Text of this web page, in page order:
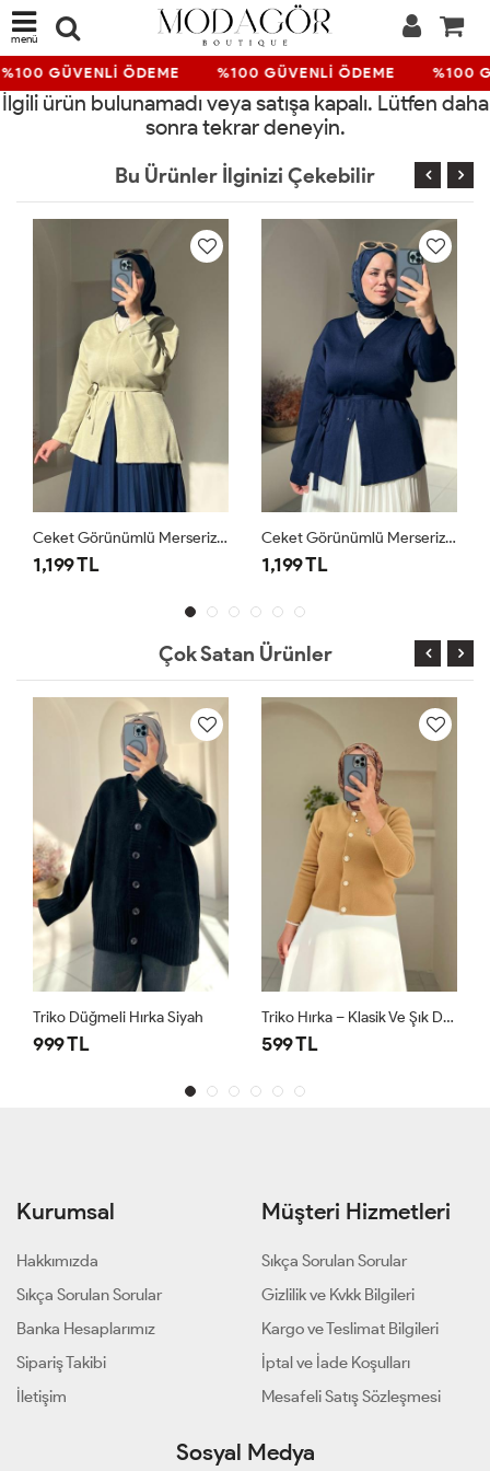
menü
%100 GÜVENLİ ÖDEME %100 GÜVENLİ ÖDEME %100
İlgili ürün bulunamadı veya satışa kapalı. Lütfen daha
sonra tekrar deneyin.
Bu Ürünler İlginizi Çekebilir
Ceket Görünümlü Merserize Hırka Bej
1,199 TL
Ceket Görünümlü Merserize Hırka Lacivert
1,199 TL
Çok Satan Ürünler
Triko Düğmeli Hırka Siyah
999 TL
Triko Hırka – Klasik Ve Şık Dokunuş Camel
599 TL
Kurumsal
Hakkımızda
Sıkça Sorulan Sorular
Banka Hesaplarımız
Sipariş Takibi
İletişim
Müşteri Hizmetleri
Sıkça Sorulan Sorular
Gizlilik ve Kvkk Bilgileri
Kargo ve Teslimat Bilgileri
İptal ve İade Koşulları
Mesafeli Satış Sözleşmesi
Sosyal Medya